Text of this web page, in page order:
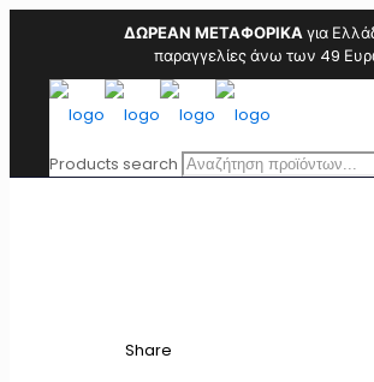
ΔΩΡΕΑΝ ΜΕΤΑΦΟΡΙΚΑγια
παραγγελίες άνω των 49
Products search
Share